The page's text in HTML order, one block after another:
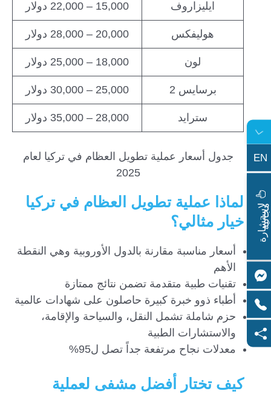
ايليزاروف 15,000 – 22,000 دولار
هوليفكس 20,000 – 28,000 دولار
لون 18,000 – 25,000 دولار
برسايس 2 25,000 – 30,000 دولار
سترايد 28,000 – 35,000 دولار
جدول أسعار عملية تطويل العظام في تركيا لعام
2025
لماذا عملية تطويل العظام في تركيا
خيار مثالي؟
أسعار مناسبة مقارنة بالدول الأوروبية وهي النقطة
الأهم
تقنيات طبية متقدمة تضمن نتائج ممتازة
أطباء ذوو خبرة كبيرة حاصلون على شهادات عالمية
حزم شاملة تشمل النقل، والسياحة والإقامة،
والاستشارات الطبية
معدلات نجاح مرتفعة جداً تصل ل95%
كيف تختار أفضل مشفى لعملية
EN
ل
ا
س
ت
ش
ا
ر
ة
م
ج
ا
ن
ي
ة